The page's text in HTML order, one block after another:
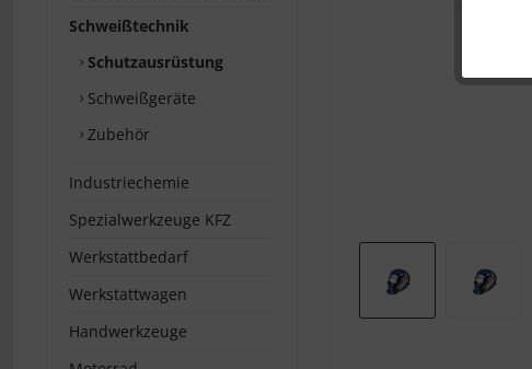
Schweißtechnik
Schutzausrüstung
Schweißgeräte
Zubehör
Industriechemie
Spezialwerkzeuge KFZ
Werkstattbedarf
Werkstattwagen
Handwerkzeuge